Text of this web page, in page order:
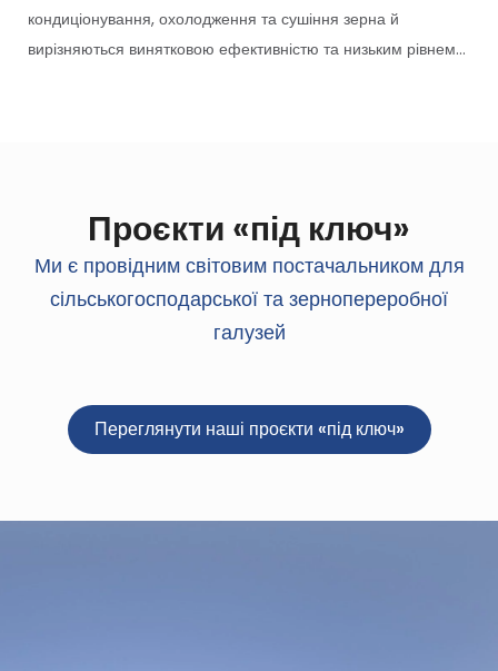
кондиціонування, охолодження та сушіння зерна й
вирізняються винятковою ефективністю та низьким рівнем...
Проєкти «під ключ»
Ми є провідним світовим постачальником для
сільськогосподарської та зернопереробної
галузей
Переглянути наші проєкти «під ключ»